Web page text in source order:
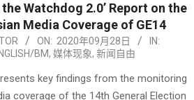
the Watchdog 2.0’ Report on the
Media Coverage of GE14
ON: 2020年09月28日
IN:
BM, 媒体现象, 新闻自由
key findings from the monitoring
coverage of the 14th General Election